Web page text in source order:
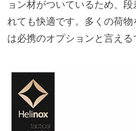
ョン材がついているため、
れても快適です。多くの荷
は必携のオプションと言える